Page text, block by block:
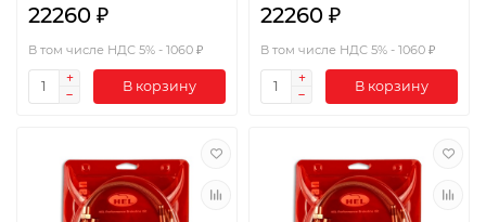
22260 ₽
В том числе НДС 5% - 1060 ₽
В корзину
22260 ₽
В том числе НДС 5% - 1060 ₽
В корзину